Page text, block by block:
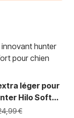
léger pour
Hilo Soft
normal
€